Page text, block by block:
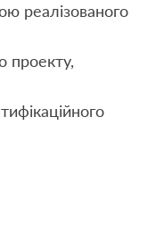
реалізованого
проекту,